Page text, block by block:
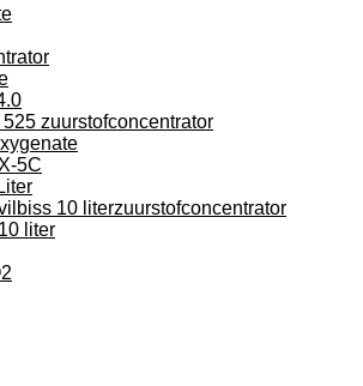
zuurstofconcentrator
5C
10 literzuurstofconcentrator
liter